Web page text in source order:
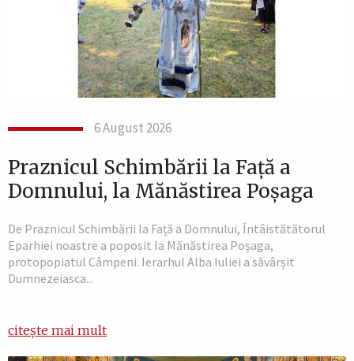
6 August 2026
Praznicul Schimbării la Față a
Domnului, la Mănăstirea Poșaga
De Praznicul Schimbării la Față a Domnului, Întâistătătorul
Eparhiei noastre a poposit la Mănăstirea Poșaga,
protopopiatul Câmpeni. Ierarhul Alba Iuliei a săvârșit
Dumnezeiasca...
citește mai mult